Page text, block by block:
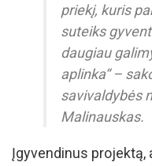
priekį, kuris
suteiks
daugiau
aplinka“ –
savivaldybės
Malinauskas.
Įgyvendinus projektą,